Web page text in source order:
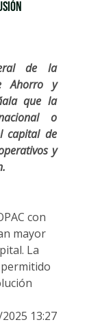
de la
Ahorro y
que la
o
capital de
y
con
mayor
La
13:27